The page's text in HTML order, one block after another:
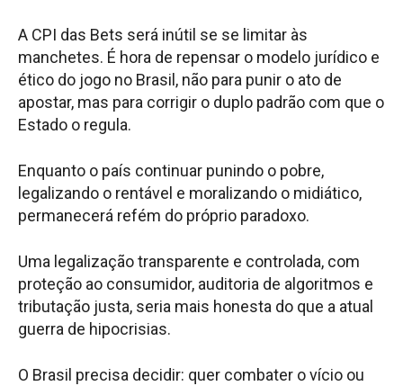
A CPI das Bets será inútil se se limitar às
manchetes. É hora de repensar o modelo jurídico e
ético do jogo no Brasil, não para punir o ato de
apostar, mas para corrigir o duplo padrão com que o
Estado o regula.
Enquanto o país continuar punindo o pobre,
legalizando o rentável e moralizando o midiático,
permanecerá refém do próprio paradoxo.
Uma legalização transparente e controlada, com
proteção ao consumidor, auditoria de algoritmos e
tributação justa, seria mais honesta do que a atual
guerra de hipocrisias.
O Brasil precisa decidir: quer combater o vício ou